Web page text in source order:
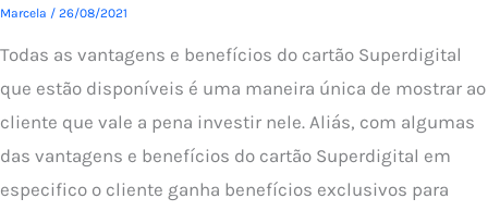
Marcela / 26/08/2021
Todas as vantagens e benefícios do cartão Superdigital
que estão disponíveis é uma maneira única de mostrar ao
cliente que vale a pena investir nele. Aliás, com algumas
das vantagens e benefícios do cartão Superdigital em
especifico o cliente ganha benefícios exclusivos para